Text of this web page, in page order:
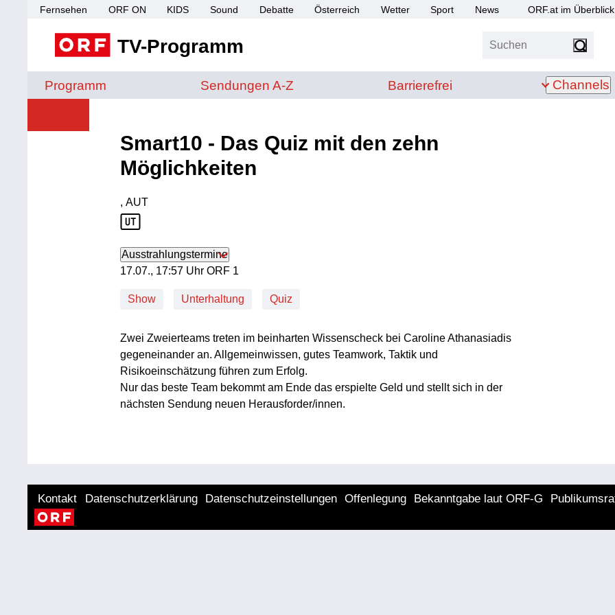
Fernsehen ORF ON KIDS Sound Debatte Österreich Wetter Sport News ORF.at im Überblick
TV-Programm Suchen
Programm Sendungen von A bis Z
Sendungen A-Z Barrierefrei
Barrierefrei Channels
Smart10 - Das Quiz mit den zehn
Möglichkeiten
Produktionsland: AUT
, AUT
Ausstrahlungstermine
17. Juli, 17:57 Uhr in ORF 1
17.07., 17:57 Uhr ORF 1
Show Unterhaltung Quiz
Zwei Zweierteams treten im beinharten Wissenscheck bei Caroline Athanasiadis
gegeneinander an. Allgemeinwissen, gutes Teamwork, Taktik und
Risikoeinschätzung führen zum Erfolg.
Nur das beste Team bekommt am Ende das erspielte Geld und stellt sich in der
nächsten Sendung neuen Herausforder/innen.
Kontakt Datenschutzerklärung Datenschutzeinstellungen Offenlegung Bekanntgabe laut ORF-G